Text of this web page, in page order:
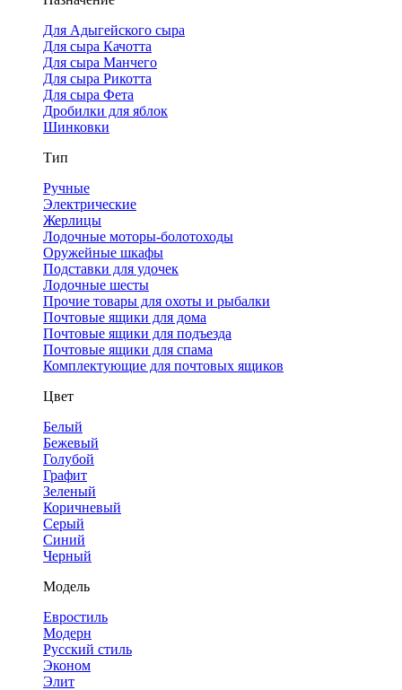
Для Адыгейского сыра
Для сыра Качотта
Для сыра Манчего
Для сыра Рикотта
Для сыра Фета
Дробилки для яблок
Шинковки
Тип
Ручные
Электрические
Жерлицы
Лодочные моторы-болотоходы
Оружейные шкафы
Подставки для удочек
Лодочные шесты
Прочие товары для охоты и рыбалки
Почтовые ящики для дома
Почтовые ящики для подъезда
Почтовые ящики для спама
Комплектующие для почтовых ящиков
Цвет
Белый
Бежевый
Голубой
Графит
Зеленый
Коричневый
Серый
Синий
Черный
Модель
Евростиль
Модерн
Русский стиль
Эконом
Элит